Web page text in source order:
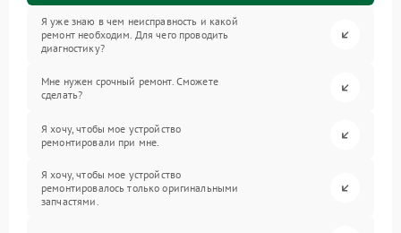
Я уже знаю в чем неисправность и какой
ремонт необходим. Для чего проводить
диагностику?
Мне нужен срочный ремонт. Сможете
сделать?
Я хочу, чтобы мое устройство
ремонтировали при мне.
Я хочу, чтобы мое устройство
ремонтировалось только оригинальными
запчастями.